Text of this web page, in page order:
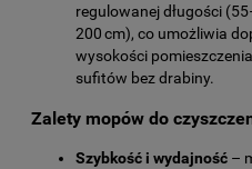
regulowanej długości
200 cm), co umożliwia
wysokości
sufitów bez drabiny.
Zalety mopów do
Szybkość i wydajność –